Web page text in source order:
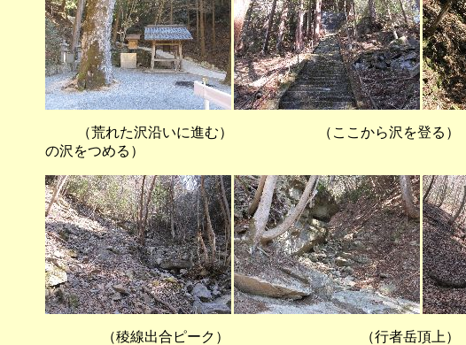
（荒れた沢沿いに進む） （ここから沢を
の沢をつめる）
（稜線出合ピーク） （行者岳頂上）